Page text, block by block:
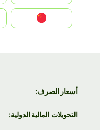
أسعار الصرف:
التحويلات المالية الدولية: